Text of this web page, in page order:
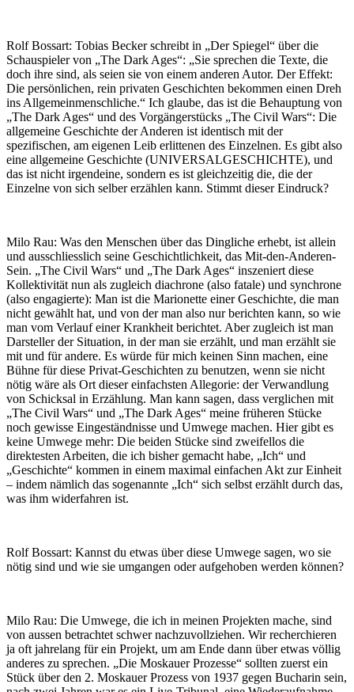
Rolf Bossart: Tobias Becker schreibt in „Der Spiegel“ über die
Schauspieler von „The Dark Ages“: „Sie sprechen die Texte, die
doch ihre sind, als seien sie von einem anderen Autor. Der Effekt:
Die persönlichen, rein privaten Geschichten bekommen einen Dreh
ins Allgemeinmenschliche.“ Ich glaube, das ist die Behauptung von
„The Dark Ages“ und des Vorgängerstücks „The Civil Wars“: Die
allgemeine Geschichte der Anderen ist identisch mit der
spezifischen, am eigenen Leib erlittenen des Einzelnen. Es gibt also
eine allgemeine Geschichte (UNIVERSALGESCHICHTE), und
das ist nicht irgendeine, sondern es ist gleichzeitig die, die der
Einzelne von sich selber erzählen kann. Stimmt dieser Eindruck?
Milo Rau: Was den Menschen über das Dingliche erhebt, ist allein
und ausschliesslich seine Geschichtlichkeit, das Mit-den-Anderen-
Sein. „The Civil Wars“ und „The Dark Ages“ inszeniert diese
Kollektivität nun als zugleich diachrone (also fatale) und synchrone
(also engagierte): Man ist die Marionette einer Geschichte, die man
nicht gewählt hat, und von der man also nur berichten kann, so wie
man vom Verlauf einer Krankheit berichtet. Aber zugleich ist man
Darsteller der Situation, in der man sie erzählt, und man erzählt sie
mit und für andere. Es würde für mich keinen Sinn machen, eine
Bühne für diese Privat-Geschichten zu benutzen, wenn sie nicht
nötig wäre als Ort dieser einfachsten Allegorie: der Verwandlung
von Schicksal in Erzählung. Man kann sagen, dass verglichen mit
„The Civil Wars“ und „The Dark Ages“ meine früheren Stücke
noch gewisse Eingeständnisse und Umwege machen. Hier gibt es
keine Umwege mehr: Die beiden Stücke sind zweifellos die
direktesten Arbeiten, die ich bisher gemacht habe, „Ich“ und
„Geschichte“ kommen in einem maximal einfachen Akt zur Einheit
– indem nämlich das sogenannte „Ich“ sich selbst erzählt durch das,
was ihm widerfahren ist.
Rolf Bossart: Kannst du etwas über diese Umwege sagen, wo sie
nötig sind und wie sie umgangen oder aufgehoben werden können?
Milo Rau: Die Umwege, die ich in meinen Projekten mache, sind
von aussen betrachtet schwer nachzuvollziehen. Wir recherchieren
ja oft jahrelang für ein Projekt, um am Ende dann über etwas völlig
anderes zu sprechen. „Die Moskauer Prozesse“ sollten zuerst ein
Stück über den 2. Moskauer Prozess von 1937 gegen Bucharin sein,